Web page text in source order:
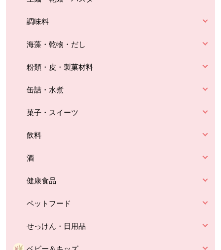
調味料
海藻・乾物・だし
粉類・皮・製菓材料
缶詰・水煮
菓子・スイーツ
飲料
酒
健康食品
ペットフード
せっけん・日用品